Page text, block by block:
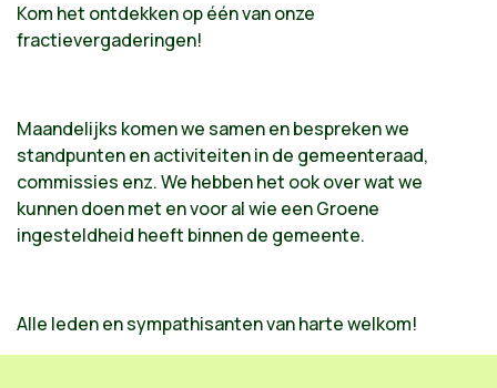
Kom het ontdekken op één van onze
fractievergaderingen!
Maandelijks komen we samen en bespreken we
standpunten en activiteiten in de gemeenteraad,
commissies enz. We hebben het ook over wat we
kunnen doen met en voor al wie een Groene
ingesteldheid heeft binnen de gemeente.
Alle leden en sympathisanten van harte welkom!